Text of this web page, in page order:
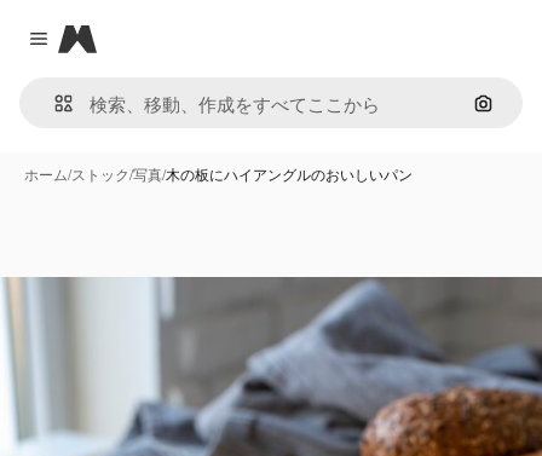
Close menu
Magnific
画像で
ホーム/ストック/写真/木の板にハイアングルのおいしいパン